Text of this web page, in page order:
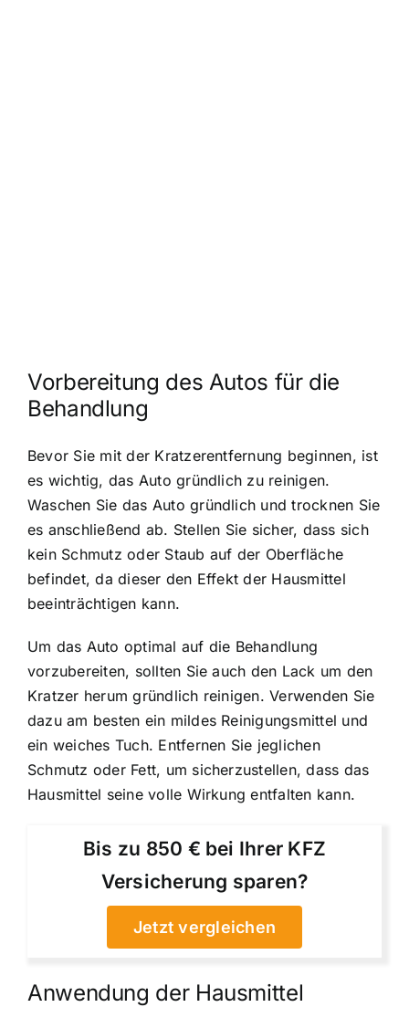
Vorbereitung des Autos für die
Behandlung
Bevor Sie mit der Kratzerentfernung beginnen, ist
es wichtig, das Auto gründlich zu reinigen.
Waschen Sie das Auto gründlich und trocknen Sie
es anschließend ab. Stellen Sie sicher, dass sich
kein Schmutz oder Staub auf der Oberfläche
befindet, da dieser den Effekt der Hausmittel
beeinträchtigen kann.
Um das Auto optimal auf die Behandlung
vorzubereiten, sollten Sie auch den Lack um den
Kratzer herum gründlich reinigen. Verwenden Sie
dazu am besten ein mildes Reinigungsmittel und
ein weiches Tuch. Entfernen Sie jeglichen
Schmutz oder Fett, um sicherzustellen, dass das
Hausmittel seine volle Wirkung entfalten kann.
Bis zu 850 € bei Ihrer KFZ
Versicherung sparen?
Jetzt vergleichen
Anwendung der Hausmittel